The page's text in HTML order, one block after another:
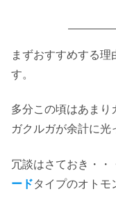
まずおすすめする
す。
多分この頃はあまり
ガクルガが余計に光
冗談はさておき・・
ードタイプのオトモ